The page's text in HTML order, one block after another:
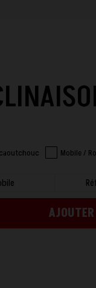
Mobile /